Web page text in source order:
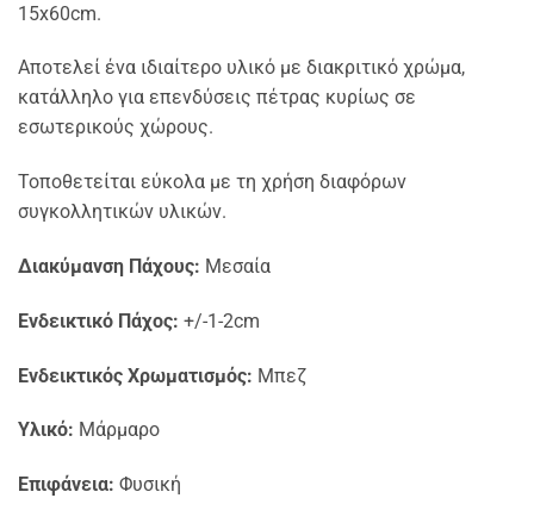
15x60cm.
Αποτελεί ένα ιδιαίτερο υλικό με διακριτικό χρώμα,
κατάλληλο για επενδύσεις πέτρας κυρίως σε
εσωτερικούς χώρους.
Τοποθετείται εύκολα με τη χρήση διαφόρων
συγκολλητικών υλικών.
Διακύμανση Πάχους: Μεσαία
Ενδεικτικό Πάχος: +/-1-2cm
Ενδεικτικός Χρωματισμός: Μπεζ
Υλικό: Μάρμαρο
Επιφάνεια: Φυσική